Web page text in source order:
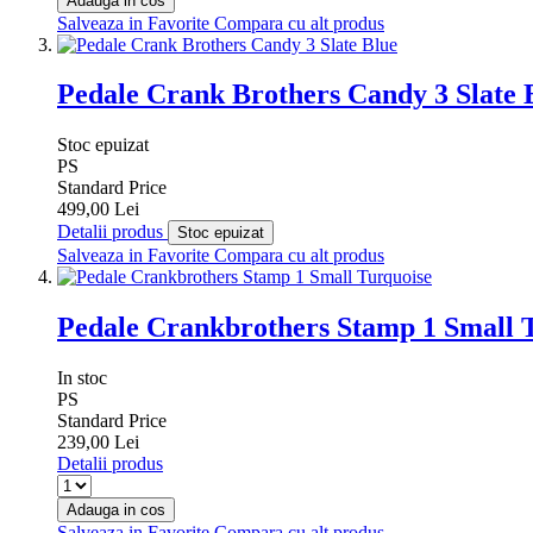
Salveaza in Favorite Compara cu alt produs
Pedale Crank Brothers Candy 3 Slate
Stoc epuizat
PS
Standard Price
499,00 Lei
Detalii produs
Stoc epuizat
Salveaza in Favorite Compara cu alt produs
Pedale Crankbrothers Stamp 1 Small
In stoc
PS
Standard Price
239,00 Lei
Detalii produs
Adauga in cos